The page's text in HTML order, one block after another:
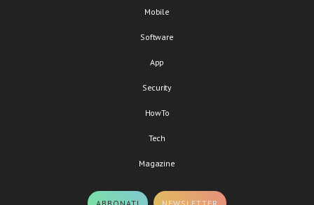
Mobile
Software
App
Security
HowTo
Tech
Magazine
ABBONATI NEWSLETTER